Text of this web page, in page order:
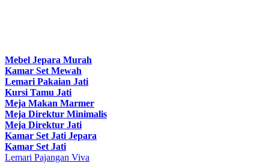
Mebel Jepara Murah
Kamar Set Mewah
Lemari Pakaian Jati
Kursi Tamu Jati
Meja Makan Marmer
Meja Direktur Minimalis
Meja Direktur Jati
Kamar Set Jati Jepara
Kamar Set Jati
Lemari Pajangan Viva